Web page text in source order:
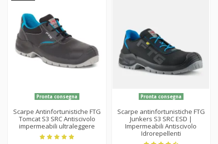
Pronta consegna
Scarpe Antinfortunistiche FTG
Tomcat S3 SRC Antiscivolo
impermeabili ultraleggere
Pronta consegna
Scarpe antinfortunistiche FTG
Junkers S3 SRC ESD |
Impermeabili Antiscivolo
Idrorepellenti